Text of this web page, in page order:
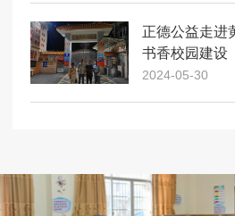
正德公益走进
书香校园建设
2024-05-30